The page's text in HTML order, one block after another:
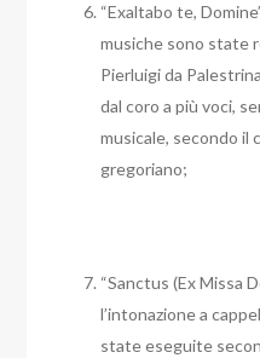
“Exaltabo te,
musiche sono state
Pierluigi da
dal coro a più voci,
musicale, secondo il
gregoriano;
“Sanctus (Ex Missa
l’intonazione a
state eseguite